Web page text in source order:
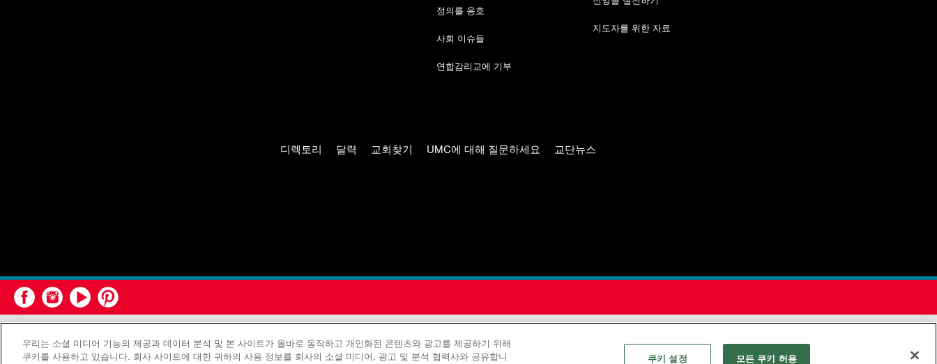
정의를 옹호
사회 이슈들
연합감리교에 기부
지도자를 위한 자료
디렉토리 달력 교회찾기 UMC에 대해 질문하세요 교단뉴스
연합감리교회 공보부(United Methodist Communications)는 연합감리교회의 기관입니다.
©2026연합감리교회 커뮤니케이션부. 판권 소유
우리는 소셜 미디어 기능의 제공과 데이터 분석 및 본 사이트가 올바로 동작하고 개인화된 콘텐츠와 광고를 제공하기 위해
쿠키를 사용하고 있습니다. 회사 사이트에 대한 귀하의 사용 정보를 회사의 소셜 미디어, 광고 및 분석 협력사와 공유합니
쿠키 설정 모든 쿠키 허용